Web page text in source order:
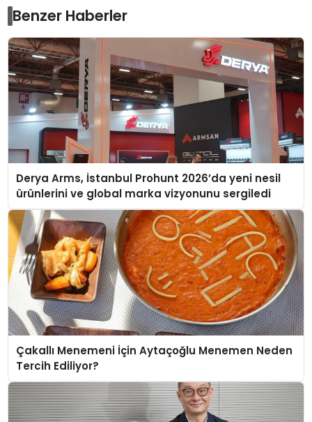
Benzer Haberler
Derya Arms, İstanbul Prohunt 2026’da yeni nesil
ürünlerini ve global marka vizyonunu sergiledi
Çakallı Menemeni İçin Aytaçoğlu Menemen Neden
Tercih Ediliyor?